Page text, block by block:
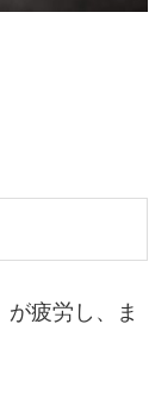
疲労し、ま